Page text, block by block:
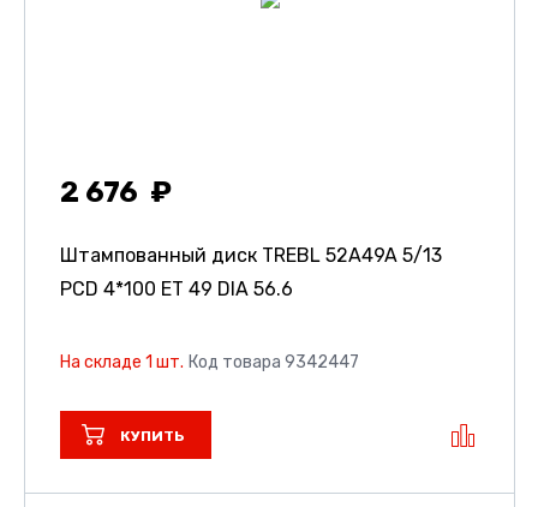
2 676
Штампованный диск TREBL 52A49A 5/13
PCD 4*100 ET 49 DIA 56.6
На складе 1 шт. Код товара 9342447
КУПИТЬ